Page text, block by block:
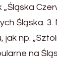
Śląska. 3.
np.
na